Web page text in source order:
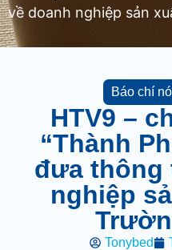
về doanh nghiệp sản
Báo chí
HTV9 –
“Thành
đưa thông
nghiệp
Tonybed